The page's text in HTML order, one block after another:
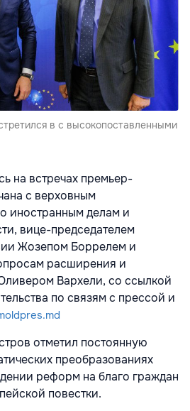
в с высокопоставленными
на встречах премьер-
с верховным
иностранным делам и
вице-председателем
Жозепом Боррелем и
расширения и
Вархели, со ссылкой
по связям с прессой и
отметил постоянную
преобразованиях
реформ на благо граждан
повестки.